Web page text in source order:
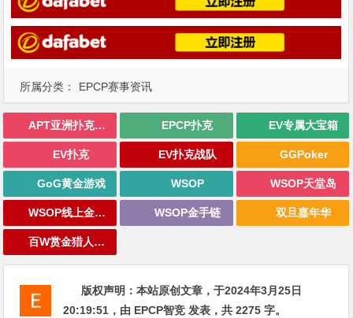
所属分类： EPCP赛事资讯
APT亚洲扑克巡回赛 EPCP扑克 EV专属大宝箱
EV扑克 EV扑克战队 GGPoker
GoG黄金游戏 WSOP WSOP天堂岛
WSOP线上金手链 WSOP金手链 双旦嘉年华
百W赏金猎人大奖赛
版权声明：本站原创文章，于2024年3月25日
20:19:51 ，由 EPCP智竞 发表，共 2275 字。